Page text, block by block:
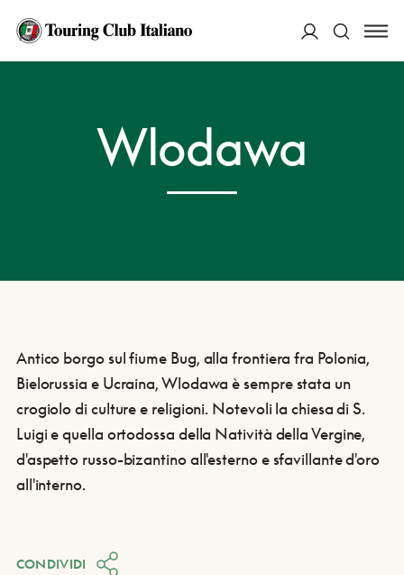
HOME
Wlodawa
Antico borgo sul fiume Bug, alla frontiera fra Polonia,
Bielorussia e Ucraina, Wlodawa è sempre stata un
crogiolo di culture e religioni. Notevoli la chiesa di S.
Luigi e quella ortodossa della Natività della Vergine,
d'aspetto russo-bizantino all'esterno e sfavillante d'oro
all'interno.
CONDIVIDI